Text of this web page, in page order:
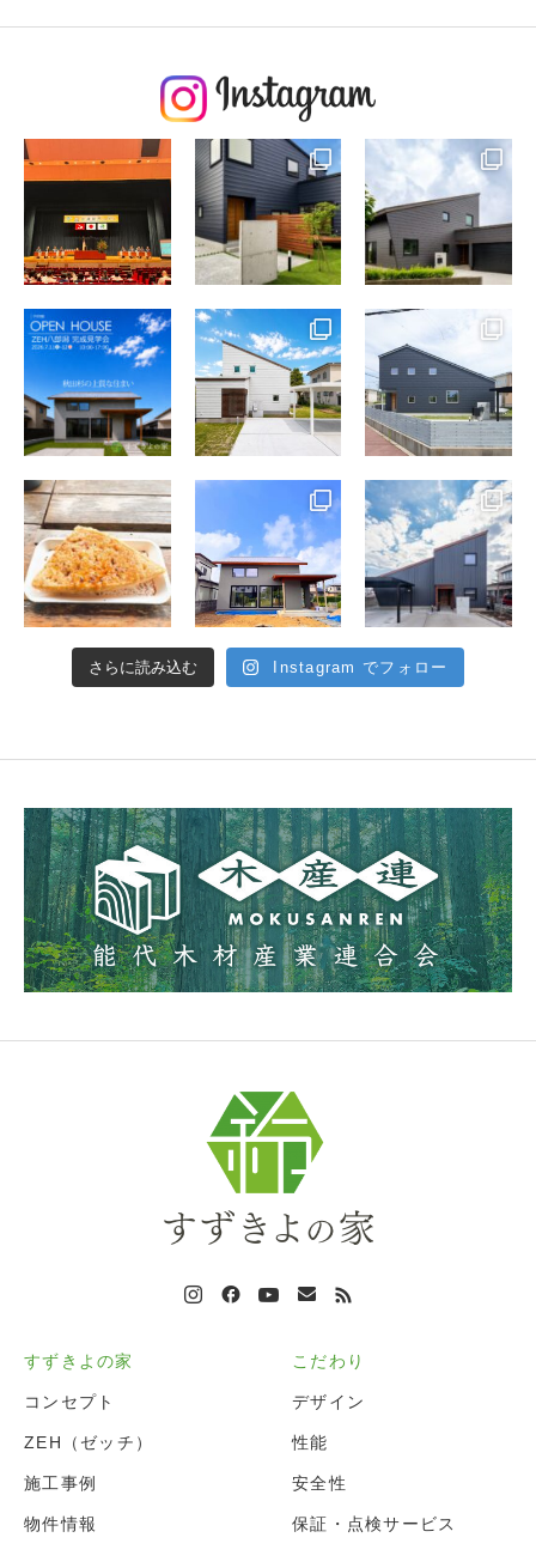
さらに読み込む Instagram でフォロー
すずきよの家
コンセプト
ZEH（ゼッチ）
施工事例
物件情報
こだわり
デザイン
性能
安全性
保証・点検サービス